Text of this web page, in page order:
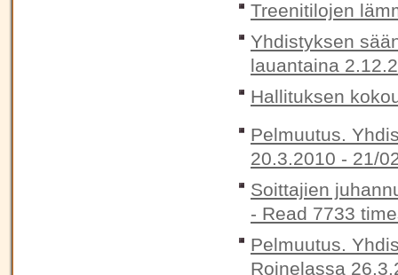
Treenitilojen
Yhdistyksen
lauantaina
Hallituksen
Pelmuutus.
20.3.2010 - 21/
Soittajien
- Read 7733
Pelmuutus.
Roinelassa